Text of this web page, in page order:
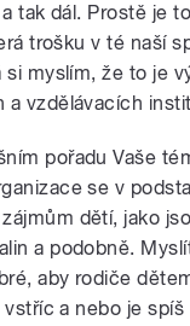
tak dál. Prostě je
trošku v té naší
si myslím, že to je
a vzdělávacích
pořadu Vaše
se v
dětí, jako
a podobně.
aby rodiče
a nebo je spíš